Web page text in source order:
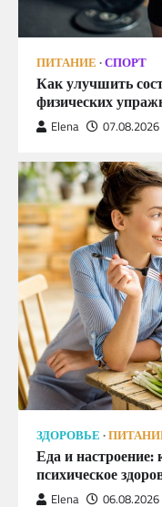
ПИТАНИЕ СПОРТ
Как улучшить
физических
Elena 07.08.2026
ЗДОРОВЬЕ
Еда и
психическое
Elena 06.08.2026